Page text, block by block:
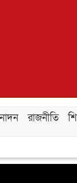
রাজনীতি